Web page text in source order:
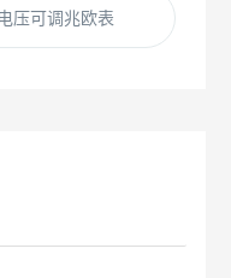
压可调兆欧表